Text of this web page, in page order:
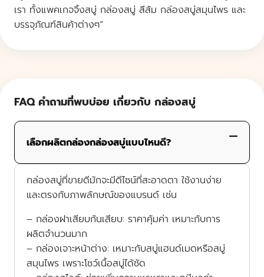
เรา ทั้งแพคเกจจิ้งสบู่ กล่องสบู่ สีส้ม กล่องสบู่สมุนไพร และ
บรรจุภัณฑ์สินค้าต่างๆ”
FAQ คำถามที่พบบ่อย เกี่ยวกับ กล่องสบู่
เลือกผลิตกล่องกล่องสบู่แบบไหนดี?
กล่องสบู่ที่ขายดีมักจะมีดีไซน์ที่สะอาดตา ใช้งานง่าย
และตรงกับภาพลักษณ์ของแบรนด์ เช่น
– กล่องฝาเสียบก้นเสียบ: ราคาคุ้มค่า เหมาะกับการ
ผลิตจำนวนมาก
– กล่องเจาะหน้าต่าง: เหมาะกับสบู่แฮนด์เมดหรือสบู่
สมุนไพร เพราะโชว์เนื้อสบู่ได้ชัด